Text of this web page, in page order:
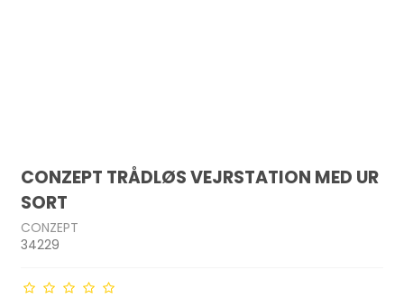
CONZEPT TRÅDLØS VEJRSTATION MED UR
SORT
CONZEPT
34229